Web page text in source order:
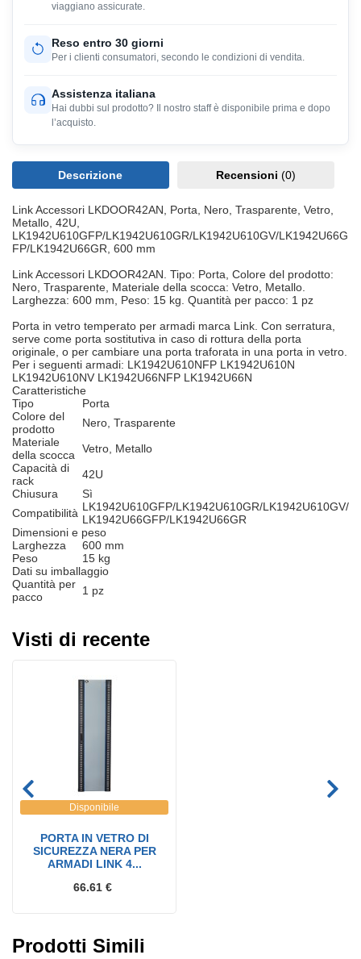
viaggiano assicurate.
Reso entro 30 giorni
Per i clienti consumatori, secondo le condizioni di vendita.
Assistenza italiana
Hai dubbi sul prodotto? Il nostro staff è disponibile prima e dopo
l’acquisto.
Descrizione Recensioni (0)
Link Accessori LKDOOR42AN, Porta, Nero, Trasparente, Vetro,
Metallo, 42U,
LK1942U610GFP/LK1942U610GR/LK1942U610GV/LK1942U66G
FP/LK1942U66GR, 600 mm
Link Accessori LKDOOR42AN. Tipo: Porta, Colore del prodotto:
Nero, Trasparente, Materiale della scocca: Vetro, Metallo.
Larghezza: 600 mm, Peso: 15 kg. Quantità per pacco: 1 pz
Porta in vetro temperato per armadi marca Link. Con serratura,
serve come porta sostitutiva in caso di rottura della porta
originale, o per cambiare una porta traforata in una porta in vetro.
Per i seguenti armadi: LK1942U610NFP LK1942U610N
LK1942U610NV LK1942U66NFP LK1942U66N
Caratteristiche
Tipo
Porta
Colore del
prodotto
Nero, Trasparente
Materiale
della scocca
Vetro, Metallo
Capacità di
rack
42U
Chiusura
Sì
Compatibilità LK1942U610GFP/LK1942U610GR/LK1942U610GV/
LK1942U66GFP/LK1942U66GR
Dimensioni e peso
Larghezza
600 mm
Peso
15 kg
Dati su imballaggio
Quantità per
pacco
1 pz
Visti di recente
Disponibile
PORTA IN VETRO DI
SICUREZZA NERA PER
ARMADI LINK 4...
66.61 €
Prodotti Simili